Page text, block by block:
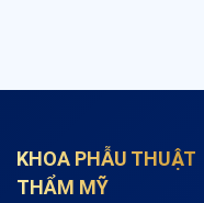
KHOA PHẪU THUẬT
THẨM MỸ